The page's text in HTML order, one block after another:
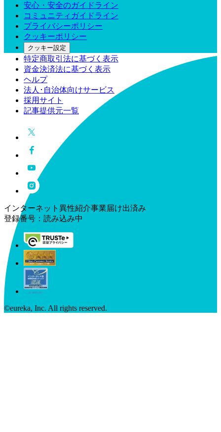
安心・安全のガイドライン
コミュニティガイドライン
プライバシーポリシー
クッキーポリシー
クッキー設定
特定商取引法に基づく表示
資金決済法に基づく表示
ヘルプ
法人･自治体向けサービス
採用サイト
記事提供元一覧
インターネット異性紹介事業届け出済み
登録番号： 読み込み中
©︎eureka, Inc. All rights reserved.